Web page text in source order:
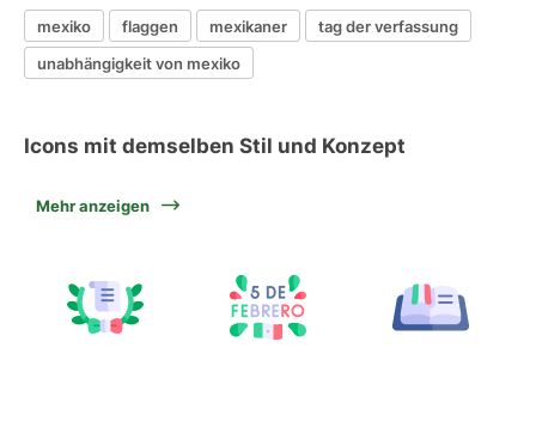
mexiko flaggen mexikaner
tag der verfassung
unabhängigkeit von mexiko
Icons mit demselben Stil und Konzept
Mehr anzeigen